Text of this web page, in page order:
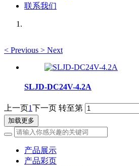
联系我们
< Previous > Next
SLJD-DC24V-4.2A
上一页1下一页 转至第
加载更多
产品展示
产品彩页